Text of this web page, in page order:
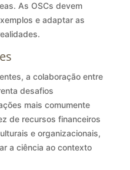
As OSCs devem
e adaptar as
a colaboração entre
desafios
mais comumente
de recursos financeiros
e organizacionais,
a ciência ao contexto